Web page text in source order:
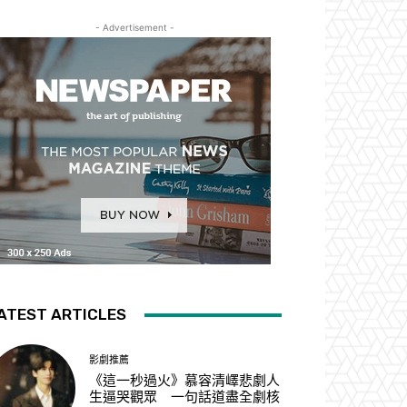
- Advertisement -
ARTICLES
影劇推薦
《這一秒過火》慕容清嶧悲劇人
生逼哭觀眾 一句話道盡全劇核